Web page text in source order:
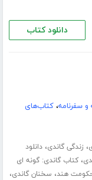
دانلود کتاب
و سفرنامه،کتاب‌های
، زندگی گاندی،دانلود
،کتاب گاندی: گونه ای
هند، سخنان گاندی،